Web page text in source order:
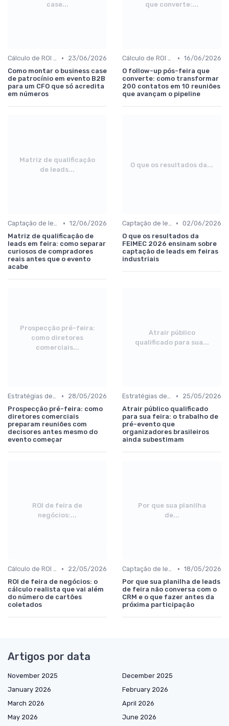
case...
Cálculo de ROI e follow-up pós-evento •
23/06/2026
Como montar o business case
de patrocínio em evento B2B
para um CFO que só acredita
em números
que converte:...
Cálculo de ROI e follow-up pós-evento • 16/06/2026
O follow-up pós-feira que
converte: como transformar
200 contatos em 10 reuniões
que avançam o pipeline
Matriz de qualificação
de leads...
Captação de leads e integração com CRM • 12/06/2026
Matriz de qualificação de
leads em feira: como separar
curiosos de compradores
reais antes que o evento
acabe
O que os resultados da...
Captação de leads e integração com CRM • 02/06/2026
O que os resultados da
FEIMEC 2026 ensinam sobre
captação de leads em feiras
industriais
Prospecção pré-feira:
como diretores
comerciais...
Estratégias de divulgação pré-evento •
28/05/2026
Prospecção pré-feira: como
diretores comerciais
preparam reuniões com
decisores antes mesmo do
evento começar
Atrair público
qualificado para sua...
Estratégias de divulgação pré-evento •
25/05/2026
Atrair público qualificado
para sua feira: o trabalho de
pré-evento que
organizadores brasileiros
ainda subestimam
ROI de feira de
negócios:...
Cálculo de ROI e follow-up pós-evento •
22/05/2026
ROI de feira de negócios: o
cálculo realista que vai além
do número de cartões
coletados
Por que sua planilha
de...
Captação de leads e integração com CRM • 18/05/2026
Por que sua planilha de leads
de feira não conversa com o
CRM e o que fazer antes da
próxima participação
Artigos por data
November 2025
December 2025
January 2026
February 2026
March 2026
April 2026
May 2026
June 2026